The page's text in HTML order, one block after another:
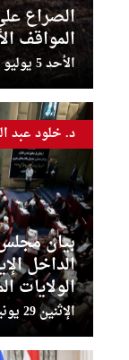
الصراع
المواقف
الأحد 5 يوليو 2026 - 11:52:31
بيان
الداخل
الولايات
الإثنين 29 يونيو 2026 - 21:11:46
د. خلود عبد